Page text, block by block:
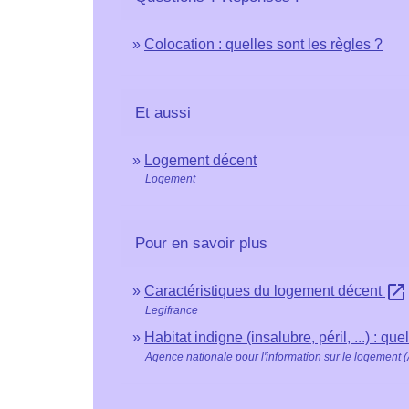
Colocation : quelles sont les règles ?
Et aussi
Logement décent
Logement
Pour en savoir plus
Caractéristiques du logement décent open_in_new
Legifrance
Habitat indigne (insalubre, péril, ...) :
Agence nationale pour l'information sur le logement